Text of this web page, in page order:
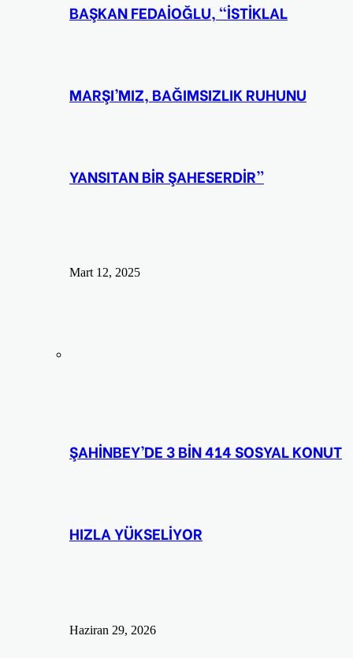
BAŞKAN FEDAİOĞLU, “İSTİKLAL
MARŞI’MIZ, BAĞIMSIZLIK RUHUNU
YANSITAN BİR ŞAHESERDİR”
Mart 12, 2025
ŞAHİNBEY’DE 3 BİN 414 SOSYAL KONUT
HIZLA YÜKSELİYOR
Haziran 29, 2026